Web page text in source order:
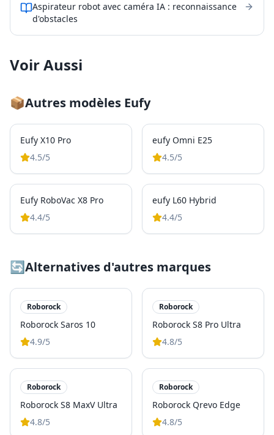
Aspirateur robot avec caméra IA : reconnaissance
d'obstacles
Voir Aussi
📦Autres modèles Eufy
Eufy X10 Pro
4.5/5
eufy Omni E25
4.5/5
Eufy RoboVac X8 Pro
4.4/5
eufy L60 Hybrid
4.4/5
🔄Alternatives d'autres marques
Roborock
Roborock Saros 10
4.9/5
Roborock
Roborock S8 Pro Ultra
4.8/5
Roborock
Roborock S8 MaxV Ultra
4.8/5
Roborock
Roborock Qrevo Edge
4.8/5